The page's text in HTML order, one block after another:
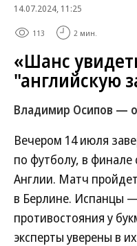
14.07.2024, 11:25
113 2 мин.
«Шанс
"английскую
Владимир Осипов —
Вечером 14 июля
по футболу, в
Англии. Матч
в Берлине. Испанцы
противостояния у
эксперты уверены в